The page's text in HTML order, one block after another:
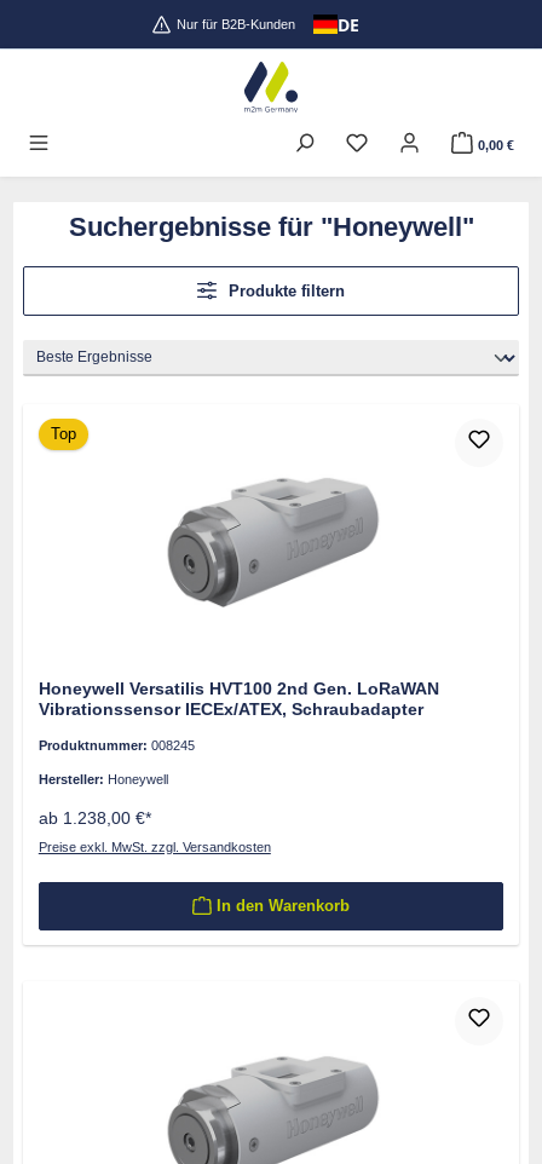
Zum Hauptinhalt springenNur für B2B-Kunden DE
0,00 €
Suchergebnisse für "Honeywell"
Produkte filtern
Top
Honeywell Versatilis HVT100 2nd Gen. LoRaWAN
Vibrationssensor IECEx/ATEX, Schraubadapter
Produktnummer: 008245
Hersteller: Honeywell
ab 1.238,00 €*
Preise exkl. MwSt. zzgl. Versandkosten
In den Warenkorb